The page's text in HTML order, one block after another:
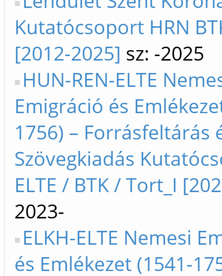
Kutatócsoport HRN
[2012-2025] sz: -2025
HUN-REN-ELTE
Emigráció és
1756) – Forrásfeltárás
Szövegkiadás
ELTE / BTK / Tort_I
2023-
ELKH-ELTE Nemesi
és Emlékezet (1541-